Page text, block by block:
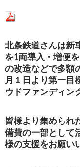
北条鉄道さんは新
を1両導入・増便
の改造などで多額
月１日より第一目
ウドファンディン
皆様より集められ
備費の一部として
様の支援をお願い